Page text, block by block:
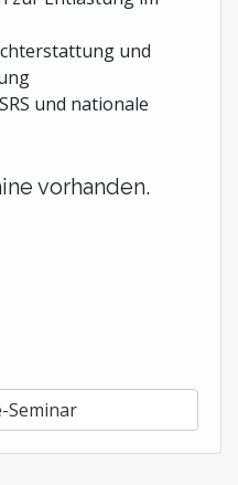
und
und nationale
vorhanden.
Seminar